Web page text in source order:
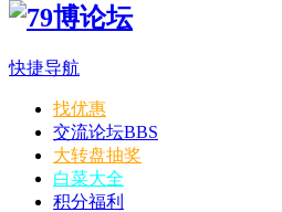
快捷导航
找优惠
交流论坛BBS
大转盘抽奖
白菜大全
积分福利